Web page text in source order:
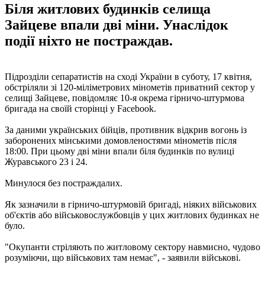
Біля житлових будинків селища
Зайцеве впали дві міни. Унаслідок
події ніхто не постраждав.
Підрозділи сепаратистів на сході України в суботу, 17 квітня,
обстріляли зі 120-міліметрових мінометів приватний сектор у
селищі Зайцеве, повідомляє 10-я окрема гірничо-штурмова
бригада на своїй сторінці у Facebook.
За даними українських бійців, противник відкрив вогонь із
заборонених мінськими домовленостями мінометів після
18:00. При цьому дві міни впали біля будинків по вулиці
Журавського 23 і 24.
Минулося без постраждалих.
Як зазначили в гірничо-штурмовій бригаді, ніяких військових
об'єктів або військовослужбовців у цих житлових будинках не
було.
"Окупанти стріляють по житловому сектору навмисно, чудово
розуміючи, що військових там немає", - заявили військові.